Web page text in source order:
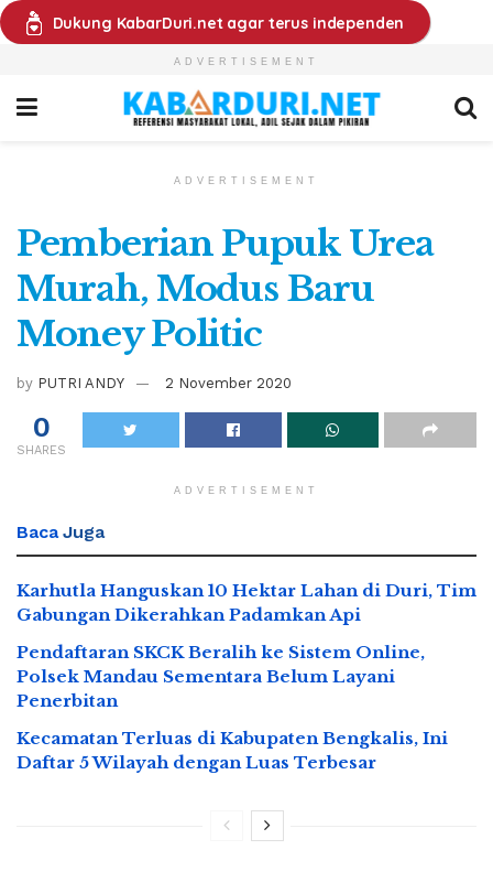
Dukung KabarDuri.net agar terus independen
ADVERTISEMENT
ADVERTISEMENT
Pemberian Pupuk Urea
Murah, Modus Baru
Money Politic
by PUTRI ANDY 2 November 2020
0
SHARES
ADVERTISEMENT
Baca Juga
Karhutla Hanguskan 10 Hektar Lahan di Duri, Tim
Gabungan Dikerahkan Padamkan Api
Pendaftaran SKCK Beralih ke Sistem Online,
Polsek Mandau Sementara Belum Layani
Penerbitan
Kecamatan Terluas di Kabupaten Bengkalis, Ini
Daftar 5 Wilayah dengan Luas Terbesar